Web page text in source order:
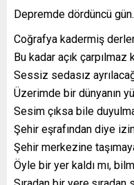
Depremde dördüncü gün.
Coğrafya kadermiş
Bu kadar açık çarpılmaz
Sessiz sedasız
Üzerimde bir dünyanın
Sesim çıksa bile
Şehir eşrafından diye
Şehir merkezine
Öyle bir yer kaldı mı,